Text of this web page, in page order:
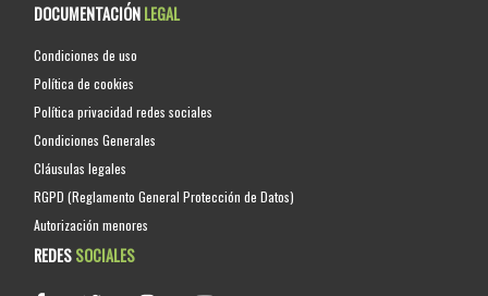
DOCUMENTACIÓNLEGAL
Condiciones de uso
Política de cookies
Política privacidad redes sociales
Condiciones Generales
Cláusulas legales
RGPD (Reglamento General Protección de Datos)
Autorización menores
REDESSOCIALES